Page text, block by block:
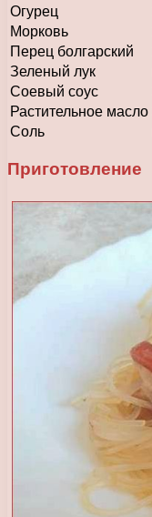
Огурец
Морковь
Перец болгарский
Зеленый лук
Соевый соус
Растительное масло
Соль
Приготовление